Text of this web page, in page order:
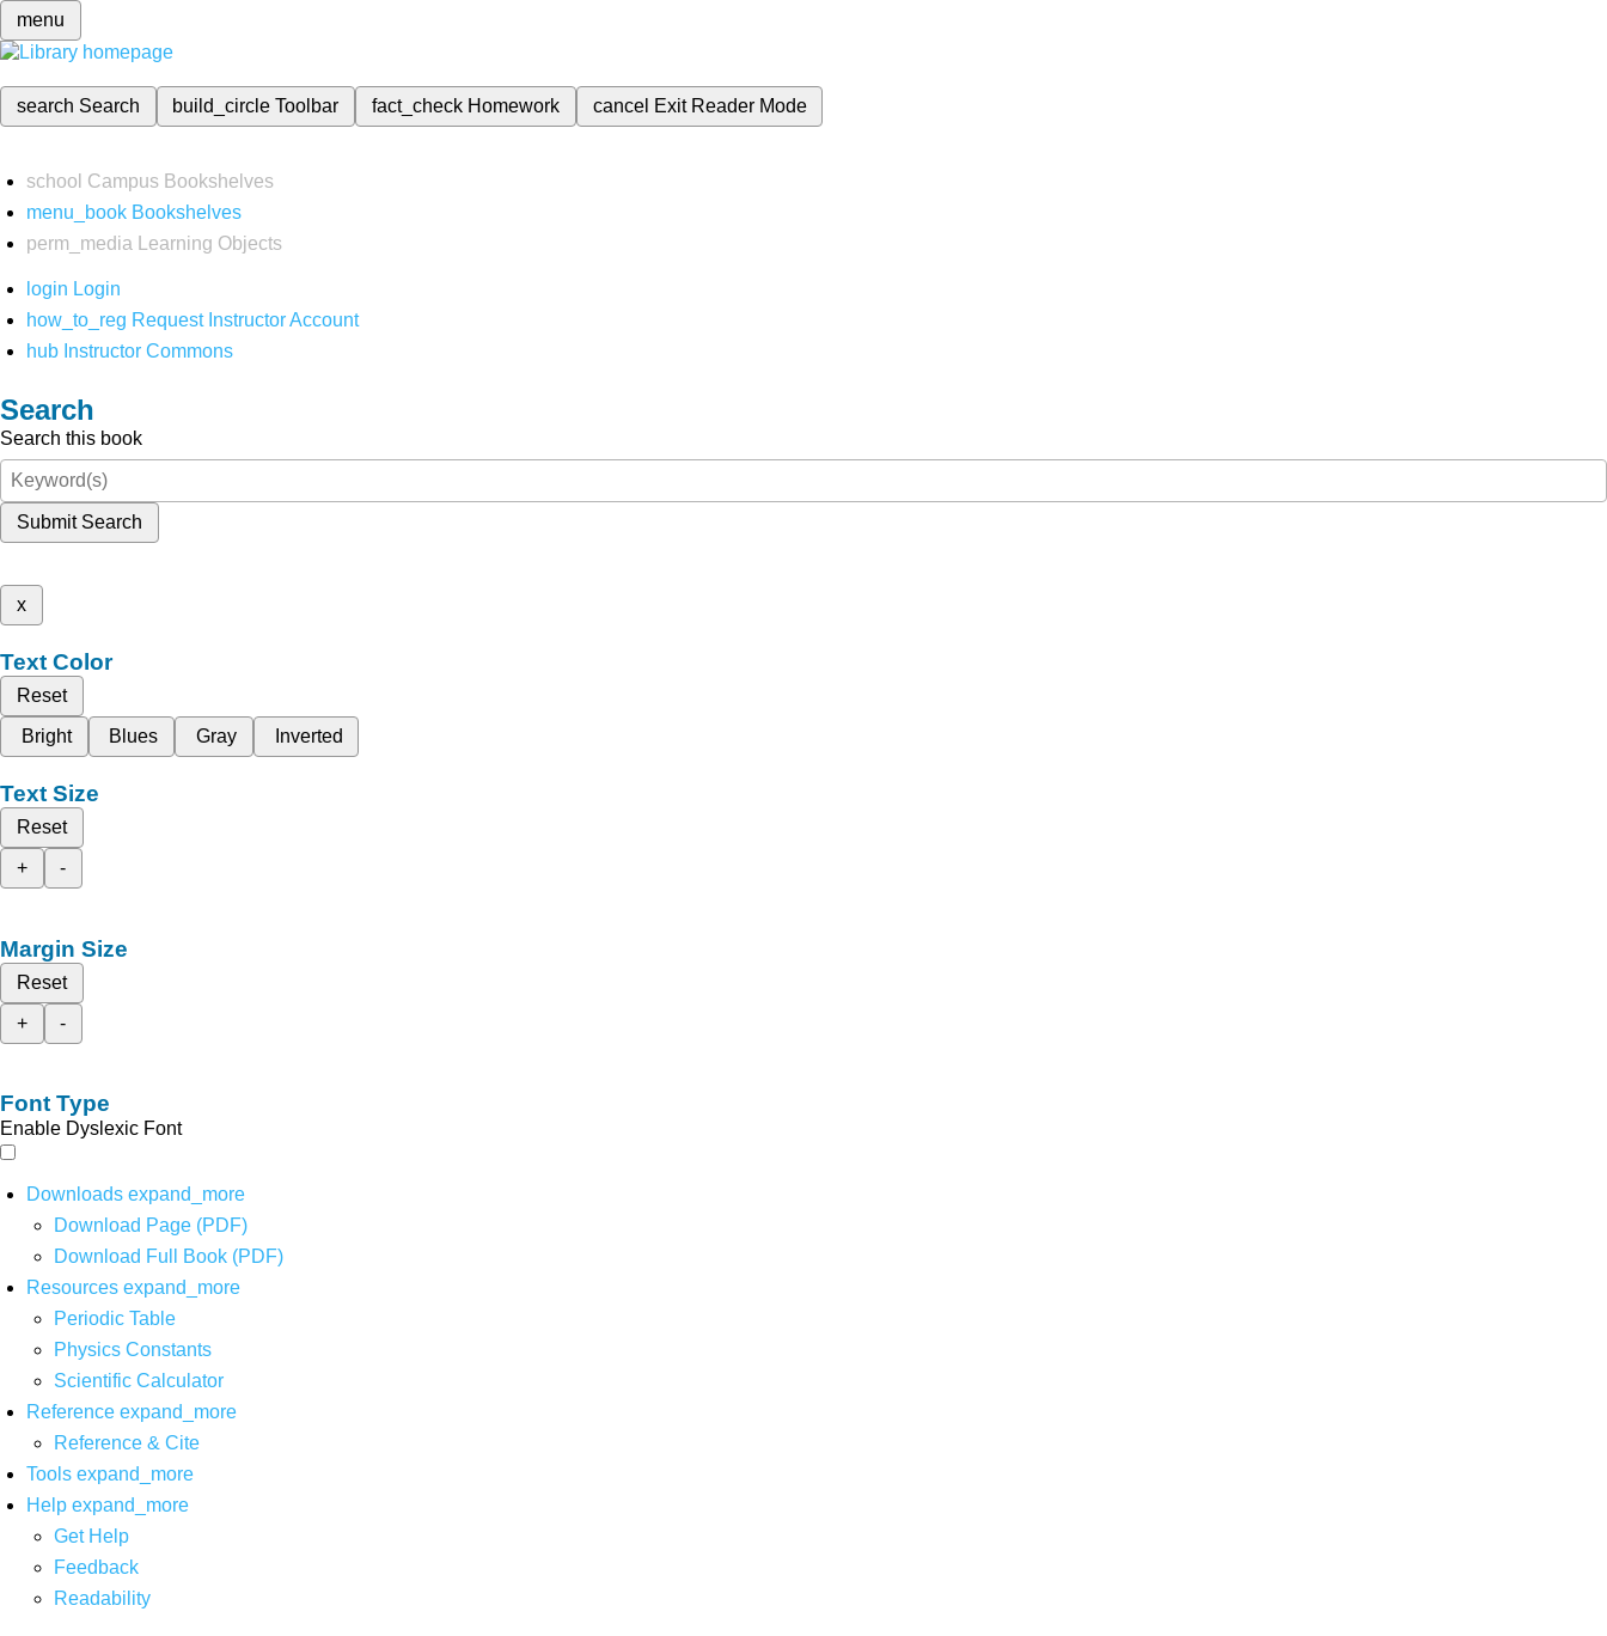
menu
search Search build_circleToolbar fact_check Homework cancel Exit Reader Mode
school Campus Bookshelves
menu_book Bookshelves
perm_media
Learning Objects
login Login
how_to_reg Request Instructor Account
hub Instructor Commons
Search
Search this book
Submit Search
x
Text Color
Reset
Bright
Blues Gray Inverted
Text Size
Reset
+
-
Margin Size
Reset
+
-
Font Type
Enable Dyslexic Font
Downloads expand_more
Download Page (PDF)
Download Full Book (PDF)
Resources expand_more
Periodic Table
Physics Constants
Scientific Calculator
Reference expand_more
Reference & Cite
Tools expand_more
Help expand_more
Get Help
Feedback
Readability